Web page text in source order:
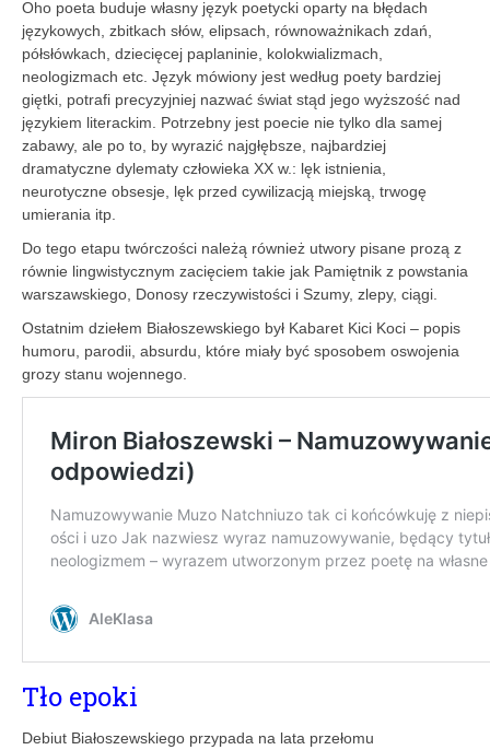
Oho poeta buduje własny język poetycki oparty na błędach
językowych, zbitkach słów, elipsach, równoważnikach zdań,
półsłówkach, dziecięcej paplaninie, kolokwializmach,
neologizmach etc. Język mówiony jest według poety bardziej
giętki, potrafi precyzyjniej nazwać świat stąd jego wyższość nad
językiem literackim. Potrzebny jest poecie nie tylko dla samej
zabawy, ale po to, by wyrazić najgłębsze, najbardziej
dramatyczne dylematy człowieka XX w.: lęk istnienia,
neurotyczne obsesje, lęk przed cywilizacją miejską, trwogę
umierania itp.
Do tego etapu twórczości należą również utwory pisane prozą z
równie lingwistycznym zacięciem takie jak Pamiętnik z powstania
warszawskiego, Donosy rzeczywistości i Szumy, zlepy, ciągi.
Ostatnim dziełem Białoszewskiego był Kabaret Kici Koci – popis
humoru, parodii, absurdu, które miały być sposobem oswojenia
grozy stanu wojennego.
Tło epoki
Debiut Białoszewskiego przypada na lata przełomu